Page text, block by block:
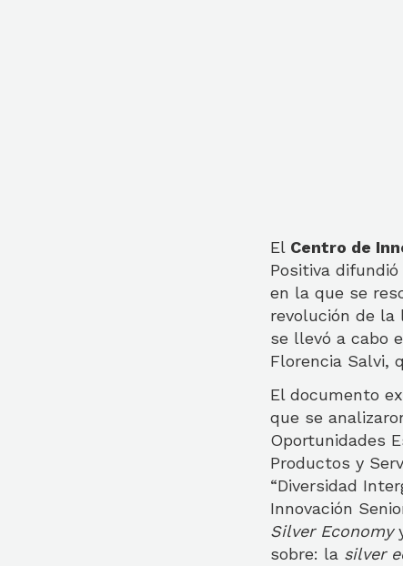
El Centro de
Positiva
en la que se
revolución de la
se llevó a cabo
Florencia Salvi,
El documento
que se
Oportunidades
Productos y
“Diversidad
Innovación
Silver Economy
sobre: la silver